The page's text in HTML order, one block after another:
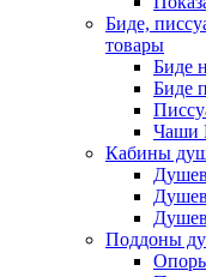
Биде,
товары
Биде
Биде
Чаши
Кабины
Поддоны